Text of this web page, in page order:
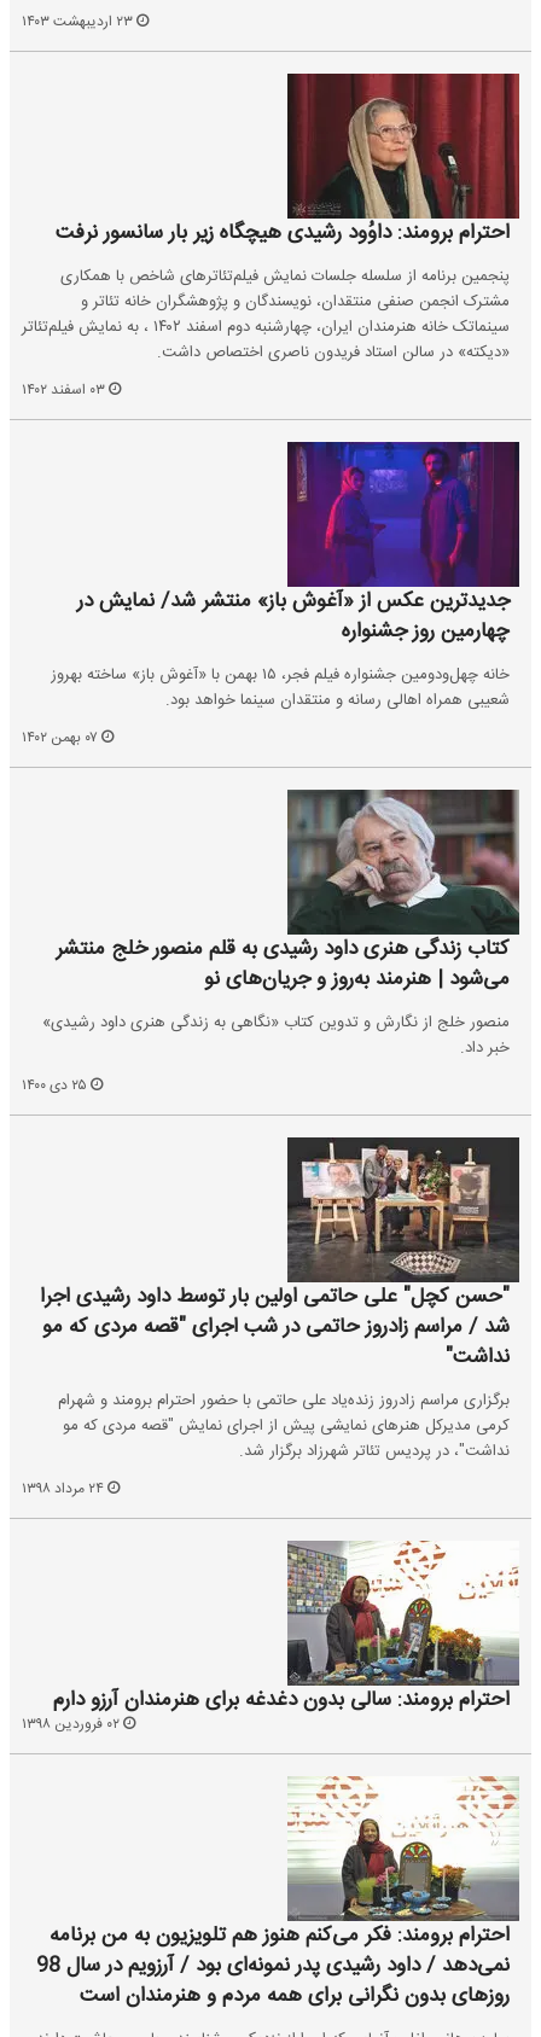
احترام برومند: داوُود رشیدی هیچگاه زیر بار سانسور نرفت
پنجمین برنامه از سلسله جلسات نمایش فیلم‌تئاترهای شاخص با همکاری
مشترک انجمن صنفی منتقدان، نویسندگان و پژوهشگران خانه تئاتر و
سینماتک خانه هنرمندان ایران، چهارشنبه دوم اسفند ۱۴۰۲ ، به نمایش فیلم‌تئاتر
«دیکته» در سالن استاد فریدون ناصری اختصاص داشت.
جدیدترین عکس از «آغوش باز» منتشر شد/ نمایش در
چهارمین روز جشنواره
خانه چهل‌ودومین جشنواره فیلم فجر، ۱۵ بهمن با «آغوش باز» ساخته بهروز
شعیبی همراه اهالی رسانه و منتقدان سینما خواهد بود.
کتاب زندگی هنری داود رشیدی به قلم منصور خلج منتشر
می‌شود | هنرمند به‌روز و جریان‌های نو
منصور خلج از نگارش و تدوین کتاب «نگاهی به زندگی هنری داود رشیدی»
خبر داد.
"حسن کچل" علی حاتمی اولین بار توسط داود رشیدی اجرا
شد / مراسم زادروز حاتمی در شب اجرای "قصه مردی که مو
نداشت"
برگزاری مراسم زادروز زنده‌یاد علی حاتمی با حضور احترام برومند و شهرام
کرمی مدیرکل‌ هنرهای نمایشی پیش از اجرای نمایش "قصه مردی که مو
نداشت"، در پردیس تئاتر شهرزاد برگزار شد.
احترام برومند: سالی بدون دغدغه برای هنرمندان آرزو دارم
احترام برومند: فکر می‌کنم هنوز هم تلویزیون به من برنامه‌
نمی‌دهد / داود رشیدی پدر نمونه‌ای بود / آرزویم در سال 98
روزهای بدون نگرانی برای همه مردم و هنرمندان است